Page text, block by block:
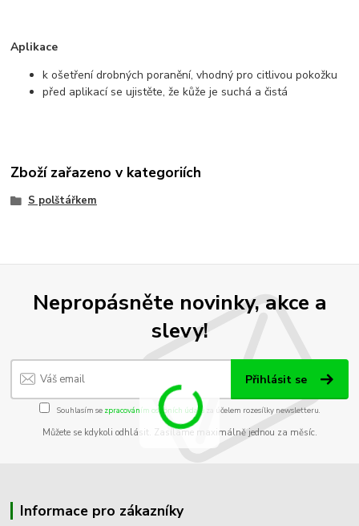
Aplikace
k ošetření drobných poranění, vhodný pro citlivou pokožku
před aplikací se ujistěte, že kůže je suchá a čistá
Zboží zařazeno v kategoriích
S polštářkem
Nepropásněte novinky, akce a
slevy!
Přihlásit se
Souhlasím se zpracováním osobních údajůza účelem rozesílky newsletteru.
Můžete se kdykoli odhlásit. Zasíláme maximálně jednou za měsíc.
Informace pro zákazníky